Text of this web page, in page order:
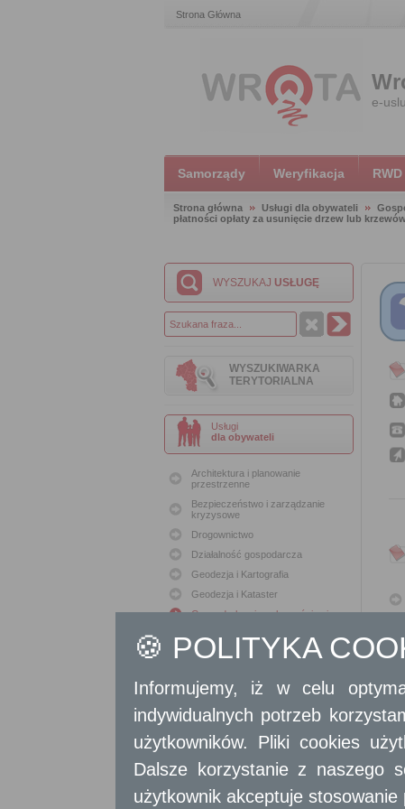
Strona Główna
e-
Samorządy Weryfikacja RWD
Strona główna Usługi dla obywateli
płatności opłaty za usunięcie drzew lub
WYSZUKAJ USŁUGĘ
WYSZUKIWARKA
TERYTORIALNA
Usługi
dla obywateli
Architektura i planowanie
przestrzenne
Bezpieczeństwo i zarządzanie
kryzysowe
Drogownictwo
Działalność gospodarcza
Geodezja i Kartografia
Geodezja i Kataster
Gospodarka nieruchomościami
Ochrona Środowiska
Podatki i opłaty lokalne
Polityka lokalowa
Polityka społeczna
Sport i Rekreacja
Sprawy komunalne
🍪 POLITYKA
Informujemy, iż w celu
indywidualnych potrzeb
użytkowników. Pliki cookies
Dalsze korzystanie z naszego
użytkownik akceptuje stosowanie